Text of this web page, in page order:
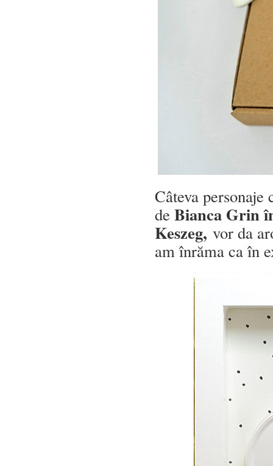
Câteva
de Bianca Grin
Keszeg, vor da
am înrăma ca în